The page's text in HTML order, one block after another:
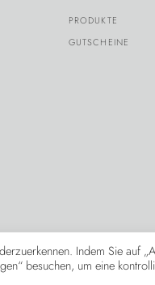
PRODUKTE
GUTSCHEINE
Indem Sie auf
besuchen, um eine